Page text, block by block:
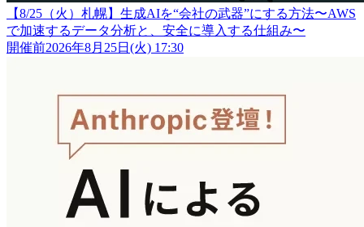
【8/25（火）札幌】生成AIを“会社の武器”にする方法〜AWS
で加速するデータ分析と、安全に導入する仕組み〜
開催前2026年8月25日(火) 17:30